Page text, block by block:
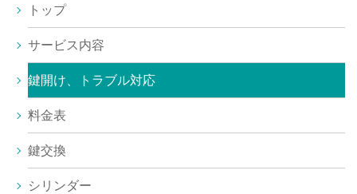
トップ
サービス内容
鍵開け、トラブル対応
料金表
鍵交換
シリンダー